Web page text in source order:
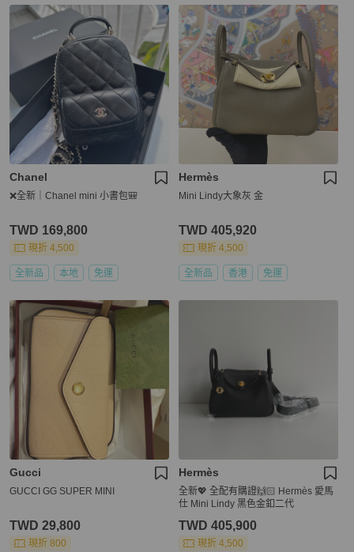
Chanel
❌全新｜Chanel mini 小書包🎒
TWD 169,800
現折 4,500
全新品 本地 免運
Hermès
Mini Lindy大象灰 金
TWD 405,920
現折 4,500
全新品 香港 免運
Gucci
GUCCI GG SUPER MINI
TWD 29,800
現折 800
Hermès
全新💖 全配有購證🙌🏻 Hermès 愛馬
仕 Mini Lindy 黑色金釦二代
TWD 405,900
現折 4,500